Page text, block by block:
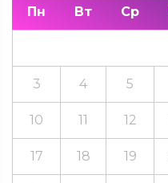
Пн Вт Ср
3 4 5
10 11 12
17 18 19